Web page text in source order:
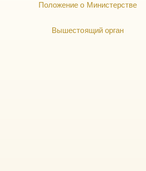
Положение о Министерстве
Вышестоящий орган